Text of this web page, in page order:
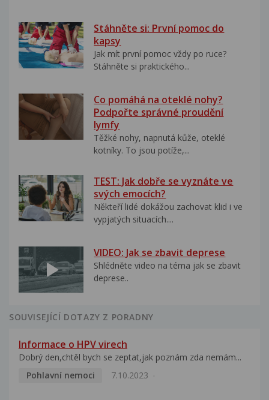
Stáhněte si: První pomoc do
kapsy
Jak mít první pomoc vždy po ruce?
Stáhněte si praktického...
Co pomáhá na oteklé nohy?
Podpořte správné proudění
lymfy
Těžké nohy, napnutá kůže, oteklé
kotníky. To jsou potíže,...
TEST: Jak dobře se vyznáte ve
svých emocích?
Někteří lidé dokážou zachovat klid i ve
vypjatých situacích....
VIDEO: Jak se zbavit deprese
Shlédněte video na téma jak se zbavit
deprese..
SOUVISEJÍCÍ DOTAZY Z PORADNY
Informace o HPV virech
Dobrý den,chtěl bych se zeptat,jak poznám zda nemám...
Pohlavní nemoci
7.10.2023